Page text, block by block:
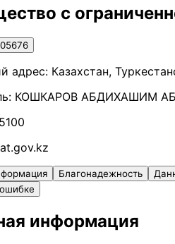
с
адрес: Казахстан,
КОШКАРОВ АБДИХАШИМ
Благонадежность
информация